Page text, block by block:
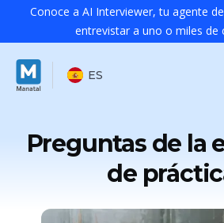
Conoce a AI Interviewer, tu agente
entrevistar a uno o miles de
ES
Preguntas de la
de